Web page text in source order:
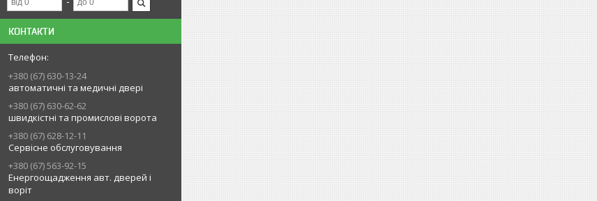
КОНТАКТИ
+380 (67) 630-13-24
автоматичні та медичні двері
+380 (67) 630-62-62
швидкістні та промислові ворота
+380 (67) 628-12-11
Сервісне обслуговування
+380 (67) 563-92-15
Енергоощадження авт. дверей і
воріт